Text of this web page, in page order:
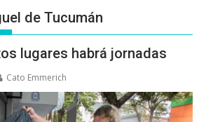
de Tucumán
lugares habrá jornadas
Cato Emmerich